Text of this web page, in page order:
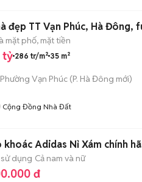
đẹp TT Vạn Phúc, Hà Đông,
mặt phố, mặt tiền
tỷ 286 tr/m² 35 m²
Phường Vạn Phúc (P. Hà Đông mới)
Cộng Đồng Nhà Đất
khoác Adidas Nỉ Xám chính
dụng Cả nam và nữ
đ